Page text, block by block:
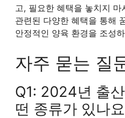
고, 필요한 혜택을 놓치지
관련된 다양한 혜택을 통해
안정적인 양육 환경을 조성
자주 묻는 질
Q1: 2024년 출
떤 종류가 있나